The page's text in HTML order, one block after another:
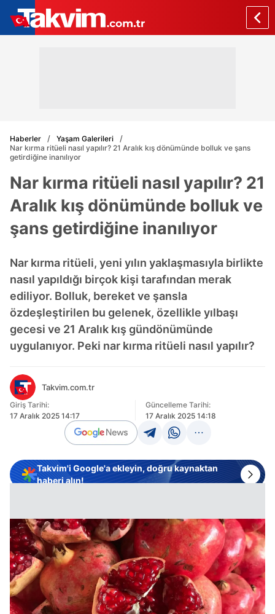
Haberler
Yaşam Galerileri
Nar kırma ritüeli nasıl yapılır? 21 Aralık kış dönümünde bolluk ve şans
getirdiğine inanılıyor
Nar kırma ritüeli nasıl yapılır? 21
Aralık kış dönümünde bolluk ve
şans getirdiğine inanılıyor
Nar kırma ritüeli, yeni yılın yaklaşmasıyla birlikte
nasıl yapıldığı birçok kişi tarafından merak
ediliyor. Bolluk, bereket ve şansla
özdeşleştirilen bu gelenek, özellikle yılbaşı
gecesi ve 21 Aralık kış gündönümünde
uygulanıyor. Peki nar kırma ritüeli nasıl yapılır?
Takvim.com.tr
Giriş Tarihi:
17 Aralık 2025 14:17
Güncelleme Tarihi:
17 Aralık 2025 14:18
Takvim'i Google'a ekleyin, doğru kaynaktan
haberi alın!